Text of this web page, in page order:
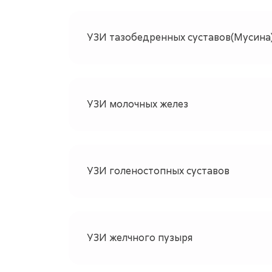
УЗИ тазобедренных
УЗИ молочных желез
УЗИ голеностопных суставов
УЗИ желчного пузыря